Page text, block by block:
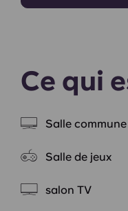
Ce qui
Salle commune
Salle de jeux
salon TV